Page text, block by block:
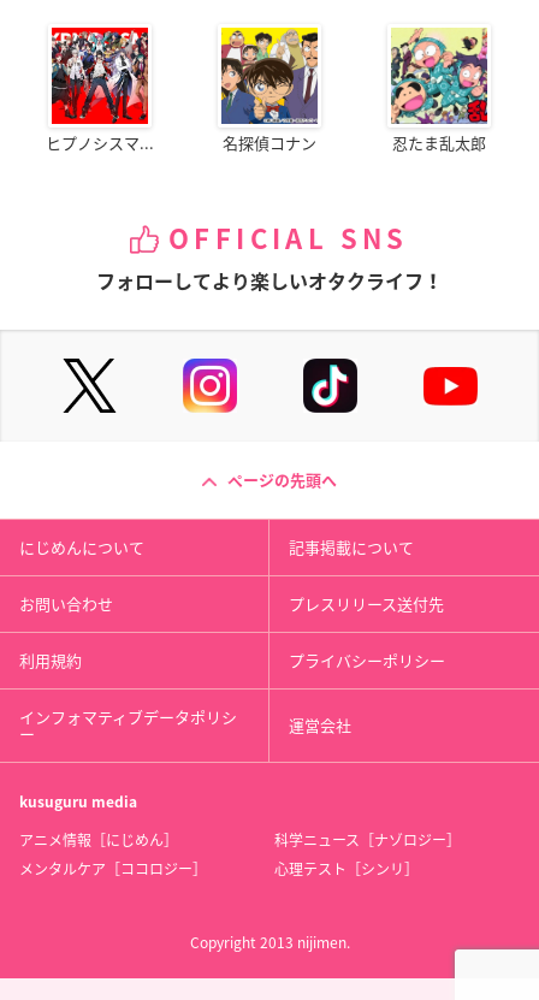
ヒプノシスマ... 名探偵コナン 忍たま乱太郎
OFFICIAL SNS
フォローしてより楽しいオタクライフ！
ページの先頭へ
にじめんについて 記事掲載について
お問い合わせ プレスリリース送付先
利用規約 プライバシーポリシー
インフォマティブデータポリシ
ー 運営会社
kusuguru media
アニメ情報［にじめん］
科学ニュース［ナゾロジー］
メンタルケア［ココロジー］
心理テスト［シンリ］
Copyright 2013 nijimen.